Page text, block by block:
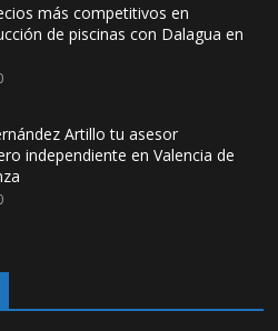
más competitivos en
de piscinas con Dalagua en
Artillo tu asesor
independiente en Valencia de